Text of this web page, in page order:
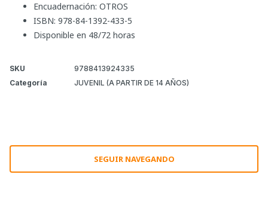
Encuadernación: OTROS
ISBN: 978-84-1392-433-5
Disponible en 48/72 horas
SKU
9788413924335
Categoría
JUVENIL (A PARTIR DE 14 AÑOS)
SEGUIR NAVEGANDO